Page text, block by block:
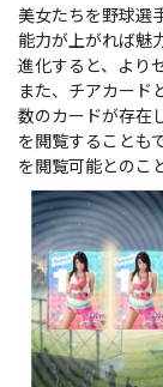
美女たちを野球選
能力が上がれば魅
進化すると、より
また、チアカード
数のカードが存在
を閲覧することも
を閲覧可能とのこ